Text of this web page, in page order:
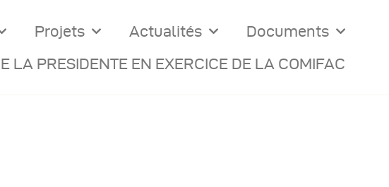
Projets Actualités
Documents
LA PRESIDENTE EN EXERCICE DE LA COMIFAC